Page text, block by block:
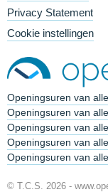
Privacy Statement
Cookie instellingen
Openingsuren van
Openingsuren van
Openingsuren van
Openingsuren van
Openingsuren van
© T.C.S. 2026 -